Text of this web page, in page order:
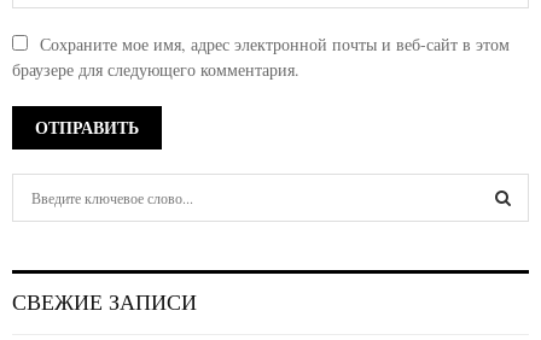
Сохраните мое имя, адрес электронной почты и веб-сайт в этом
браузере для следующего комментария.
h
СВЕЖИЕ ЗАПИСИ